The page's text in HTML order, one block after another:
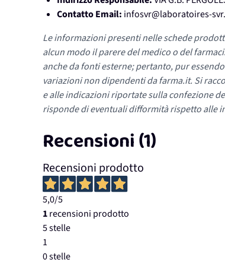
Contatto Email: infosvr@laboratoires-
Le informazioni presenti nelle schede
alcun modo il parere del medico o del
anche da fonti esterne; pertanto, pur
variazioni non dipendenti da farma.it. Si
e alle indicazioni riportate sulla confezione
risponde di eventuali difformità rispetto alle
Recensioni (1)
Recensioni prodotto
5,0/5
1recensioni prodotto
5 stelle
1
0 stelle